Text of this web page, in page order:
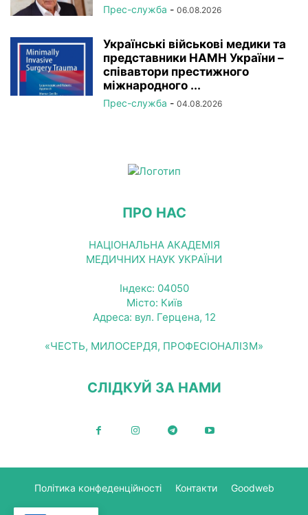
Прес-служба - 06.08.2026
Українські військові медики та
представники НАМН України –
співавтори престижного
міжнародного ...
Прес-служба - 04.08.2026
ПРО НАС
НАЦІОНАЛЬНА АКАДЕМІЯ
МЕДИЧНИХ НАУК УКРАЇНИ
Індекс: 04050
Місто: Київ
Адреса: вул. Герцена, 12
«ЧЕСТЬ, МИЛОСЕРДЯ, ПРОФЕСІОНАЛІЗМ»
СЛІДКУЙ ЗА НАМИ
Політика конфеденційності Контакти Goodweb